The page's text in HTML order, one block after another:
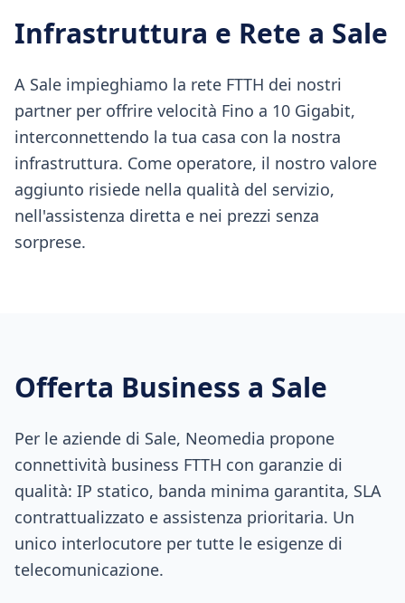
Infrastruttura e Rete a Sale
A Sale impieghiamo la rete FTTH dei nostri
partner per offrire velocità Fino a 10 Gigabit,
interconnettendo la tua casa con la nostra
infrastruttura. Come operatore, il nostro valore
aggiunto risiede nella qualità del servizio,
nell'assistenza diretta e nei prezzi senza
sorprese.
Offerta Business a Sale
Per le aziende di Sale, Neomedia propone
connettività business FTTH con garanzie di
qualità: IP statico, banda minima garantita, SLA
contrattualizzato e assistenza prioritaria. Un
unico interlocutore per tutte le esigenze di
telecomunicazione.